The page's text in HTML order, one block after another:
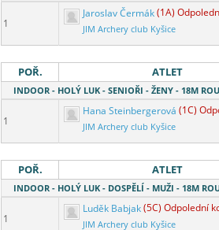
1
Jaroslav Čermák(1A)
JIM Archery club Kyšice
POŘ. ATLET
INDOOR - HOLÝ LUK - SENIOŘI - ŽENY - 18M
1
Hana Steinbergerová (1C)
JIM Archery club Kyšice
POŘ. ATLET
INDOOR - HOLÝ LUK - DOSPĚLÍ - MUŽI - 18M
1
Luděk Babjak(5C) Odpolední
JIM Archery club Kyšice